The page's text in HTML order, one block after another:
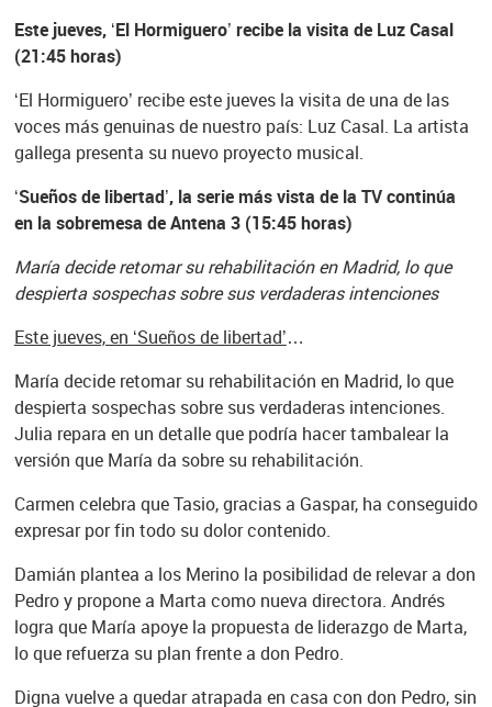
Este jueves, ‘El Hormiguero’ recibe la visita de Luz Casal
(21:45 horas)
‘El Hormiguero’ recibe este jueves la visita de una de las
voces más genuinas de nuestro país: Luz Casal. La artista
gallega presenta su nuevo proyecto musical.
‘Sueños de libertad’, la serie más vista de la TV continúa
en la sobremesa de Antena 3 (15:45 horas)
María decide retomar su rehabilitación en Madrid, lo que
despierta sospechas sobre sus verdaderas intenciones
Este jueves, en ‘Sueños de libertad’…
María decide retomar su rehabilitación en Madrid, lo que
despierta sospechas sobre sus verdaderas intenciones.
Julia repara en un detalle que podría hacer tambalear la
versión que María da sobre su rehabilitación.
Carmen celebra que Tasio, gracias a Gaspar, ha conseguido
expresar por fin todo su dolor contenido.
Damián plantea a los Merino la posibilidad de relevar a don
Pedro y propone a Marta como nueva directora. Andrés
logra que María apoye la propuesta de liderazgo de Marta,
lo que refuerza su plan frente a don Pedro.
Digna vuelve a quedar atrapada en casa con don Pedro, sin